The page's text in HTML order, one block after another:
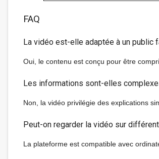
FAQ
La vidéo est-elle adaptée à un public
Oui, le contenu est conçu pour être
Les informations sont-elles
Non, la vidéo privilégie des explications
Peut-on regarder la vidéo sur
La plateforme est compatible avec